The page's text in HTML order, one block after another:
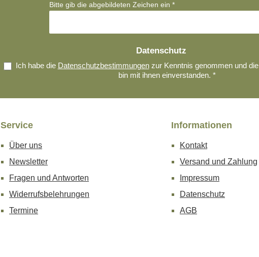
Bitte gib die abgebildeten Zeichen ein *
Datenschutz
Ich habe die Datenschutzbestimmungenzur Kenntnis genommen und die
bin mit ihnen einverstanden. *
Service
Über uns
Newsletter
Fragen und Antworten
Widerrufsbelehrungen
Termine
Informationen
Kontakt
Versand und Zahlung
Impressum
Datenschutz
AGB